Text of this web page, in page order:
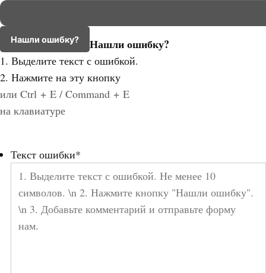
Нашли ошибку? Нашли ошибку?
1. Выделите текст с ошибкой.
2. Нажмите на эту кнопку
или Ctrl + E / Command + E
на клавиатуре
Текст ошибки*